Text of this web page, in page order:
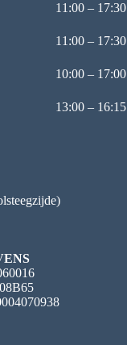
11:00 – 17:30
11:00 – 17:30
10:00 – 17:00
13:00 – 16:15